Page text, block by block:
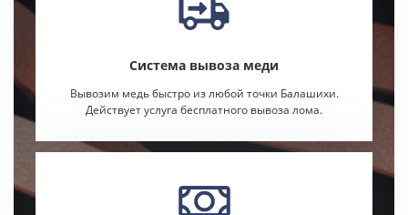
Система вывоза меди
Вывозим медь быстро из любой точки Балашихи.
Действует услуга бесплатного вывоза лома.